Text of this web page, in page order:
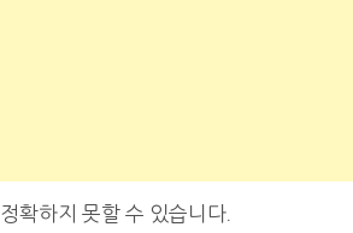
확하지 못할 수 있습니다.